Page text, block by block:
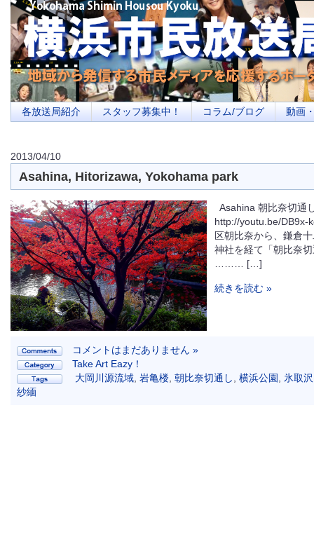
横浜の地域メディア、地域・市民・放送局・メディアを応援するポータルサ
を目指します
各放送局紹介 スタッフ募集中！ コラム/ブログ 動画
2013/04/10
Asahina, Hitorizawa, Yokohama park
Asahina 朝比奈切通
http://youtu.be/
区朝比奈から、鎌倉
神社を経て「朝比奈
……… […]
続きを読む »
コメントはまだありません »
Take Art Eazy！
大岡川源流域, 岩亀楼, 朝比奈切通し, 横浜公園, 氷取沢
紗緬